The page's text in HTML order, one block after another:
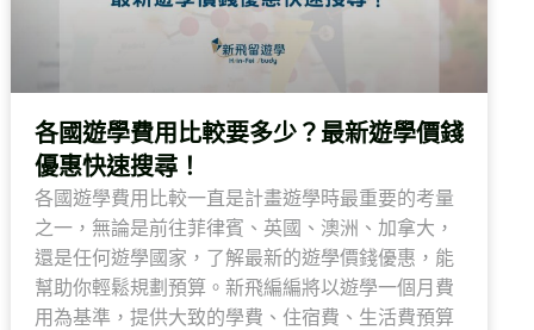
各國遊學費用比較要多少？最新遊學價錢
優惠快速搜尋！
各國遊學費用比較一直是計畫遊學時最重要的考量
之一，無論是前往菲律賓、英國、澳洲、加拿大，
還是任何遊學國家，了解最新的遊學價錢優惠，能
幫助你輕鬆規劃預算。新飛編編將以遊學一個月費
用為基準，提供大致的學費、住宿費、生活費預算